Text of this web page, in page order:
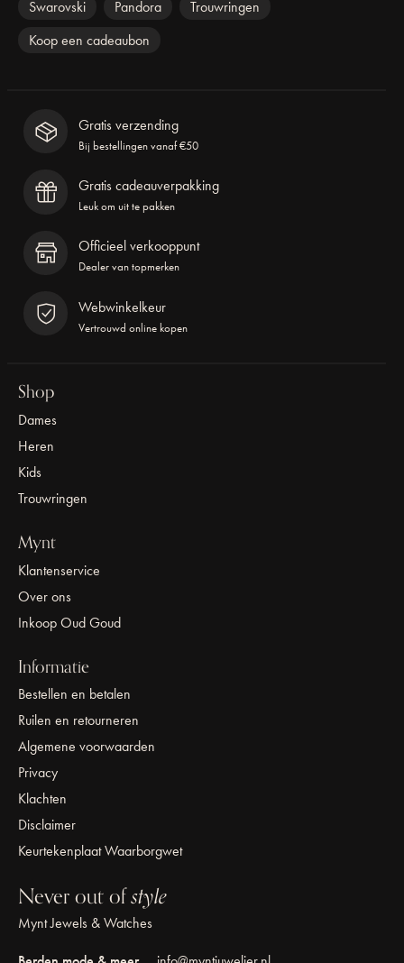
Swarovski
Pandora
Trouwringen
Koop een cadeaubon
Gratis verzending
Bij bestellingen vanaf €50
Gratis cadeauverpakking
Leuk om uit te pakken
Officieel verkooppunt
Dealer van topmerken
Webwinkelkeur
Vertrouwd online kopen
Shop
Dames
Heren
Kids
Trouwringen
Mynt
Klantenservice
Over ons
Inkoop Oud Goud
Informatie
Bestellen en betalen
Ruilen en retourneren
Algemene voorwaarden
Privacy
Klachten
Disclaimer
Keurtekenplaat Waarborgwet
Never out ofstyle
Mynt Jewels & Watches